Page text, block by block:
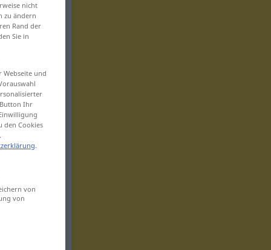
nicht
zu ändern
Rand der
Sie in
und
Ihr
den Cookies
.
von
von